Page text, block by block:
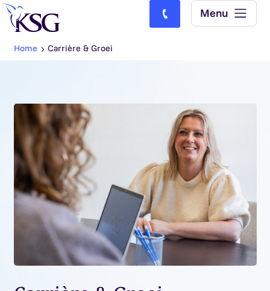
Skip to content
Bel ons: (0)77-4740000
Menu
Home Carrière & Groei